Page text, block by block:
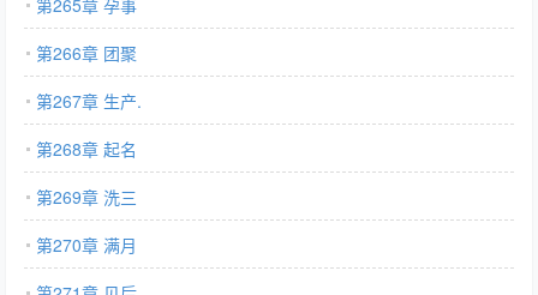
第265章 孕事
第266章 团聚
第267章 生产.
第268章 起名
第269章 洗三
第270章 满月